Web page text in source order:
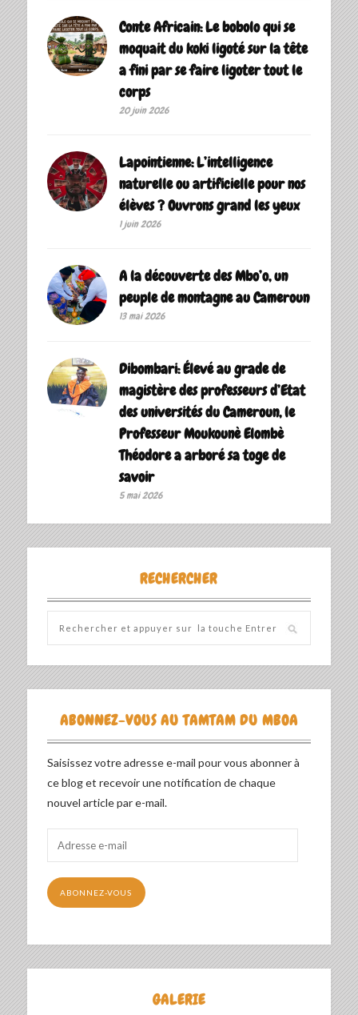
Conte Africain: Le bobolo qui se
moquait du koki ligoté sur la tête
a fini par se faire ligoter tout le
corps
20 juin 2026
Lapointienne: L’intelligence
naturelle ou artificielle pour nos
élèves ? Ouvrons grand les yeux
1 juin 2026
A la découverte des Mbo’o, un
peuple de montagne au Cameroun
13 mai 2026
Dibombari: Élevé au grade de
magistère des professeurs d’Etat
des universités du Cameroun, le
Professeur Moukounè Elombè
Théodore a arboré sa toge de
savoir ‎
5 mai 2026
RECHERCHER
ABONNEZ-VOUS AU TAMTAM DU MBOA
Saisissez votre adresse e-mail pour vous abonner à
ce blog et recevoir une notification de chaque
nouvel article par e-mail.
mail
ABONNEZ-VOUS
GALERIE